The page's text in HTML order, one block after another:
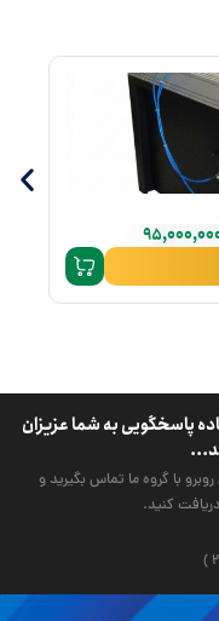
پاسخگویی به شما عزیزان
با گروه ما تماس بگیرید و
کنید.